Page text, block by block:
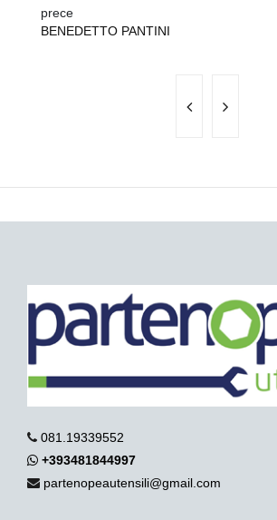
prece
BENEDETTO PANTINI
081.19339552
+393481844997
partenopeautensili@gmail.com